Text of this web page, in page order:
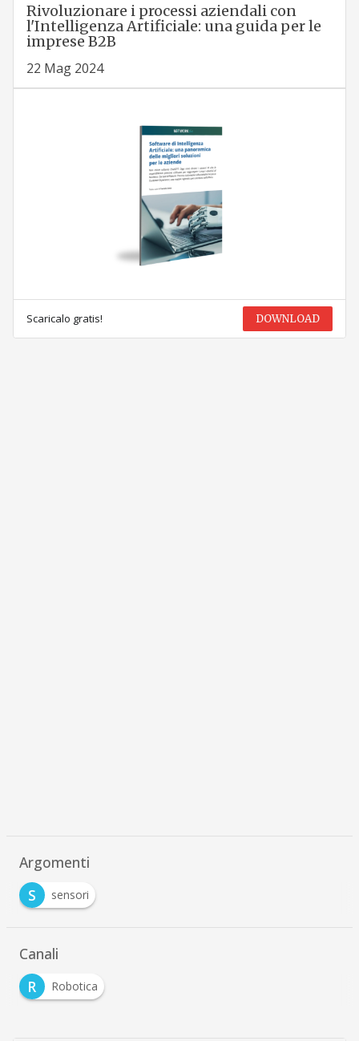
Rivoluzionare i processi aziendali con
l'Intelligenza Artificiale: una guida per le
imprese B2B
22 Mag 2024
Scaricalo gratis! DOWNLOAD
Argomenti
S
sensori
Canali
R
Robotica